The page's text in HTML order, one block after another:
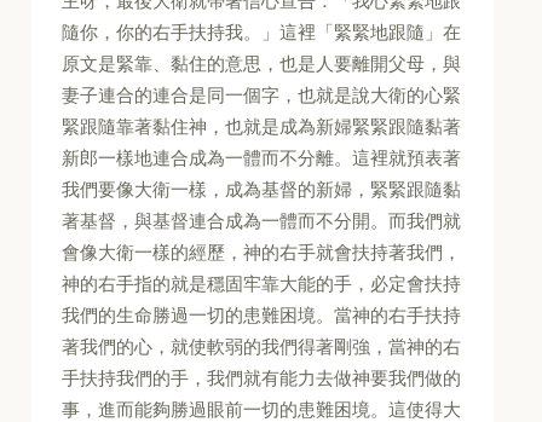
隨你，你的右手扶持我。」這裡「緊緊地跟隨」在
原文是緊靠、黏住的意思，也是人要離開父母，與
妻子連合的連合是同一個字，也就是說大衛的心緊
緊跟隨靠著黏住神，也就是成為新婦緊緊跟隨黏著
新郎一樣地連合成為一體而不分離。這裡就預表著
我們要像大衛一樣，成為基督的新婦，緊緊跟隨黏
著基督，與基督連合成為一體而不分開。而我們就
會像大衛一樣的經歷，神的右手就會扶持著我們，
神的右手指的就是穩固牢靠大能的手，必定會扶持
我們的生命勝過一切的患難困境。當神的右手扶持
著我們的心，就使軟弱的我們得著剛強，當神的右
手扶持我們的手，我們就有能力去做神要我們做的
事，進而能夠勝過眼前一切的患難困境。這使得大